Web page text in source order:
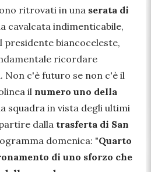
ritrovati in una serata di
cavalcata indimenticabile,
biancoceleste,
ricordare
Non c'è futuro se non c'è il
il numero uno della
squadra in vista degli ultimi
dalla trasferta di San
domenica: "Quarto
di uno sforzo che